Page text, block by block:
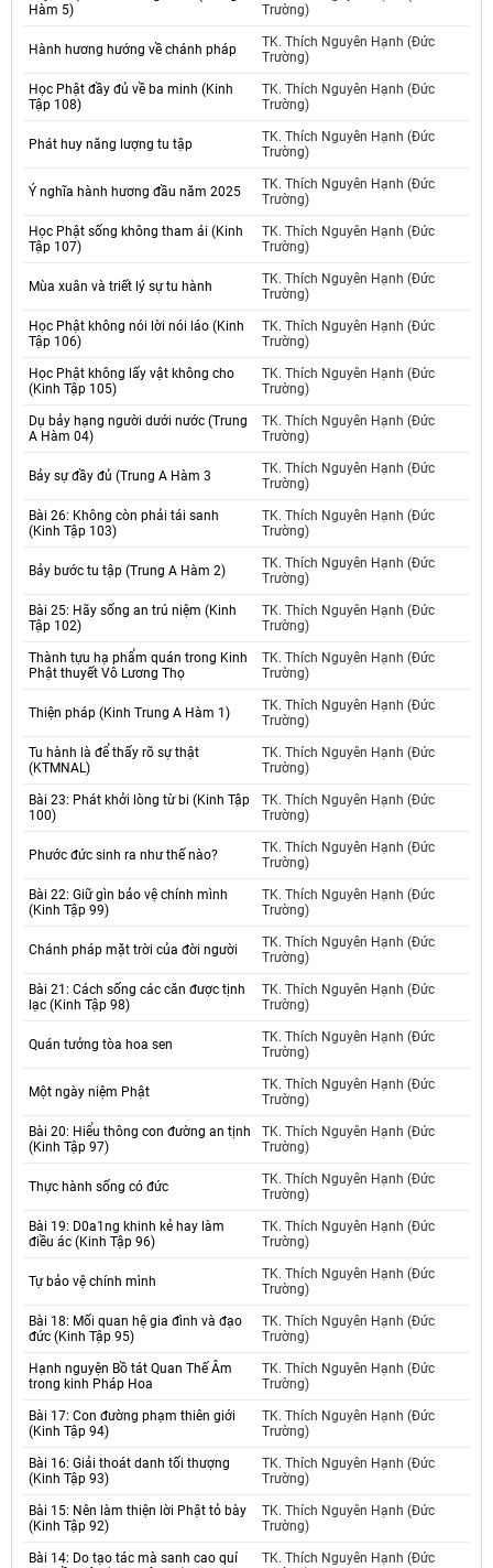
Hàm 5)
Trường)
Hành hương hướng về chánh pháp
TK. Thích Nguyên Hạnh (Đức
Trường)
Học Phật đầy đủ về ba minh (Kinh
Tập 108)
TK. Thích Nguyên Hạnh (Đức
Trường)
Phát huy năng lượng tu tập
TK. Thích Nguyên Hạnh (Đức
Trường)
Ý nghĩa hành hương đầu năm 2025
TK. Thích Nguyên Hạnh (Đức
Trường)
Học Phật sống không tham ái (Kinh
Tập 107)
TK. Thích Nguyên Hạnh (Đức
Trường)
Mùa xuân và triết lý sự tu hành
TK. Thích Nguyên Hạnh (Đức
Trường)
Học Phật không nói lời nói láo (Kinh
Tập 106)
TK. Thích Nguyên Hạnh (Đức
Trường)
Học Phật không lấy vật không cho
(Kinh Tập 105)
TK. Thích Nguyên Hạnh (Đức
Trường)
Dụ bảy hạng người dưới nước (Trung
A Hàm 04)
TK. Thích Nguyên Hạnh (Đức
Trường)
Bảy sự đầy đủ (Trung A Hàm 3
TK. Thích Nguyên Hạnh (Đức
Trường)
Bài 26: Không còn phải tái sanh
(Kinh Tập 103)
TK. Thích Nguyên Hạnh (Đức
Trường)
Bảy bước tu tập (Trung A Hàm 2)
TK. Thích Nguyên Hạnh (Đức
Trường)
Bài 25: Hãy sống an trú niệm (Kinh
Tập 102)
TK. Thích Nguyên Hạnh (Đức
Trường)
Thành tựu hạ phẩm quán trong Kinh
Phật thuyết Vô Lương Thọ
TK. Thích Nguyên Hạnh (Đức
Trường)
Thiện pháp (Kinh Trung A Hàm 1)
TK. Thích Nguyên Hạnh (Đức
Trường)
Tu hành là để thấy rõ sự thật
(KTMNAL)
TK. Thích Nguyên Hạnh (Đức
Trường)
Bài 23: Phát khởi lòng từ bi (Kinh Tập
100)
TK. Thích Nguyên Hạnh (Đức
Trường)
Phước đức sinh ra như thế nào?
TK. Thích Nguyên Hạnh (Đức
Trường)
Bài 22: Giữ gìn bảo vệ chính mình
(Kinh Tập 99)
TK. Thích Nguyên Hạnh (Đức
Trường)
Chánh pháp mặt trời của đời người
TK. Thích Nguyên Hạnh (Đức
Trường)
Bài 21: Cách sống các căn được tịnh
lạc (Kinh Tập 98)
TK. Thích Nguyên Hạnh (Đức
Trường)
Quán tưởng tòa hoa sen
TK. Thích Nguyên Hạnh (Đức
Trường)
Một ngày niệm Phật
TK. Thích Nguyên Hạnh (Đức
Trường)
Bài 20: Hiểu thông con đường an tịnh
(Kinh Tập 97)
TK. Thích Nguyên Hạnh (Đức
Trường)
Thực hành sống có đức
TK. Thích Nguyên Hạnh (Đức
Trường)
Bài 19: D0a1ng khinh kẻ hay làm
điều ác (Kinh Tập 96)
TK. Thích Nguyên Hạnh (Đức
Trường)
Tự bảo vệ chính mình
TK. Thích Nguyên Hạnh (Đức
Trường)
Bài 18: Mối quan hệ gia đình và đạo
đức (Kinh Tập 95)
TK. Thích Nguyên Hạnh (Đức
Trường)
Hạnh nguyện Bồ tát Quan Thế Âm
trong kinh Pháp Hoa
TK. Thích Nguyên Hạnh (Đức
Trường)
Bài 17: Con đường phạm thiên giới
(Kinh Tập 94)
TK. Thích Nguyên Hạnh (Đức
Trường)
Bài 16: Giải thoát danh tối thượng
(Kinh Tập 93)
TK. Thích Nguyên Hạnh (Đức
Trường)
Bài 15: Nên làm thiện lời Phật tỏ bày
(Kinh Tập 92)
TK. Thích Nguyên Hạnh (Đức
Trường)
Bài 14: Do tạo tác mà sanh cao quí
TK. Thích Nguyên Hạnh (Đức